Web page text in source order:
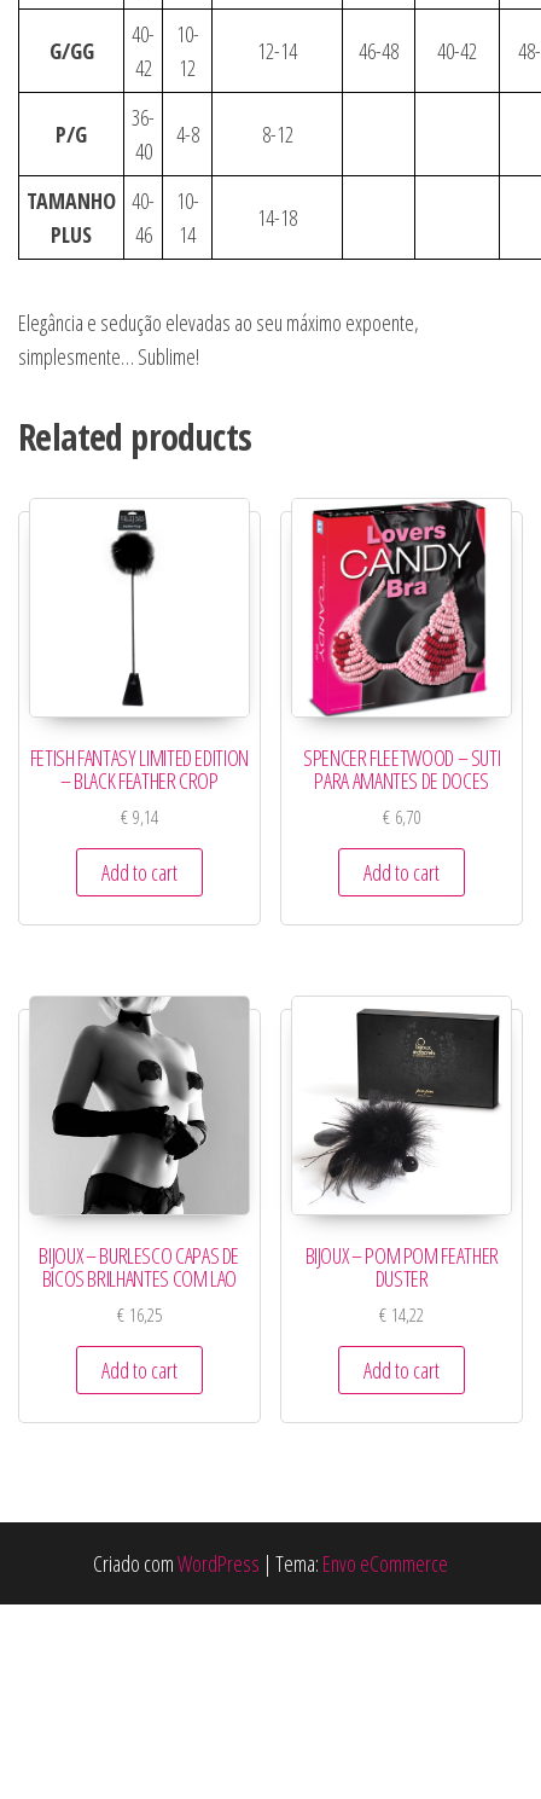
G/GG
40-
42
10-
12
12-14 46-48 40-42
P/G
36-
40
4-8 8-12
TAMANHO
PLUS
40-
46
10-
14
14-18
Elegância e sedução elevadas ao seu máximo expoente,
simplesmente… Sublime!
Related products
FETISH FANTASY LIMITED EDITION
– BLACK FEATHER CROP
€9,14
Add to cart
SPENCER FLEETWOOD – SUTI
PARA AMANTES DE DOCES
€ 6,70
Add to cart
BIJOUX – BURLESCO CAPAS DE
BICOS BRILHANTES COM LAO
€16,25
Add to cart
BIJOUX – POM POM FEATHER
DUSTER
€ 14,22
Add to cart
Criado comWordPress | Tema: Envo eCommerce